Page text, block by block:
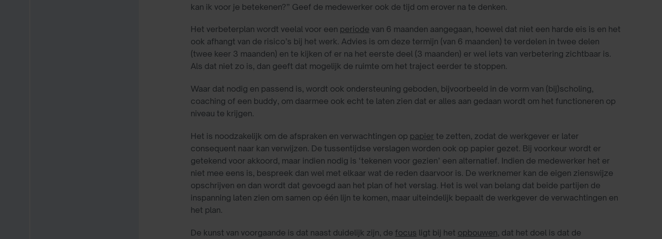
kan ik voor je betekenen?” Geef de medewerker ook de tijd om erover na te denken.
Het verbeterplan wordt veelal voor een periode van 6 maanden aangegaan, hoewel dat niet een harde eis is en het
ook afhangt van de risico’s bij het werk. Advies is om deze termijn (van 6 maanden) te verdelen in twee delen
(twee keer 3 maanden) en te kijken of er na het eerste deel (3 maanden) er wel iets van verbetering zichtbaar is.
Als dat niet zo is, dan geeft dat mogelijk de ruimte om het traject eerder te stoppen.
Waar dat nodig en passend is, wordt ook ondersteuning geboden, bijvoorbeeld in de vorm van (bij)scholing,
coaching of een buddy, om daarmee ook echt te laten zien dat er alles aan gedaan wordt om het functioneren op
niveau te krijgen.
Het is noodzakelijk om de afspraken en verwachtingen op papier te zetten, zodat de werkgever er later
consequent naar kan verwijzen. De tussentijdse verslagen worden ook op papier gezet. Bij voorkeur wordt er
getekend voor akkoord, maar indien nodig is ‘tekenen voor gezien’ een alternatief. Indien de medewerker het er
niet mee eens is, bespreek dan wel met elkaar wat de reden daarvoor is. De werknemer kan de eigen zienswijze
opschrijven en dan wordt dat gevoegd aan het plan of het verslag. Het is wel van belang dat beide partijen de
inspanning laten zien om samen op één lijn te komen, maar uiteindelijk bepaalt de werkgever de verwachtingen en
het plan.
De kunst van voorgaande is dat naast duidelijk zijn, de focus ligt bij het opbouwen, dat het doel is dat de